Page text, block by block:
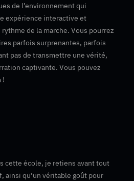
de l’environnement qui
expérience interactive et
de la marche. Vous pourrez
parfois surprenantes, parfois
pas de transmettre une vérité,
captivante. Vous pouvez
!
cette école, je retiens avant tout
ainsi qu’un véritable goût pour